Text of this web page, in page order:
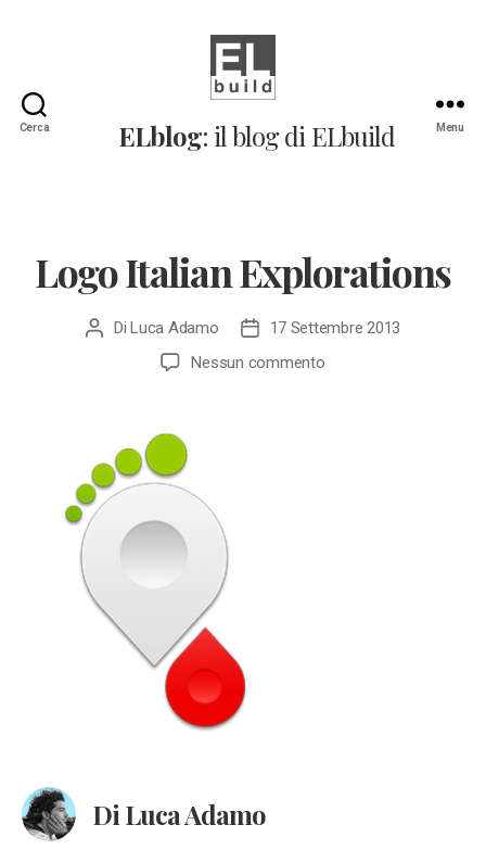
Cerca
Il
blog
ELblog: il blog di ELbuild Menu
Logo Italian Explorations
Autore
DiLuca Adamo
Data
dell'articolo
17 Settembre 2013
Nessun commentosu
Di Luca Adamo